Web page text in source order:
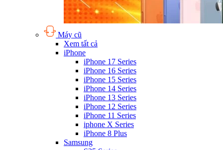
Máy cũ
Xem tất cả
iPhone
iPhone 17 Series
iPhone 16 Series
iPhone 15 Series
iPhone 14 Series
iPhone 13 Series
iPhone 12 Series
iPhone 11 Series
iphone X Series
iPhone 8 Plus
Samsung